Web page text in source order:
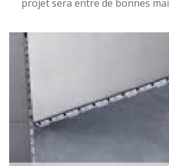
projet sera entre de bonnes